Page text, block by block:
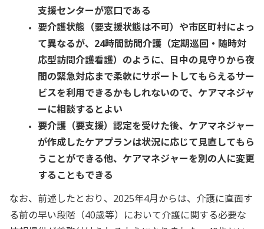
支援センターが窓口である
要介護状態（要支援状態は不可）や市区町村によっ
て異なるが、24時間訪問介護（定期巡回・随時対
応型訪問介護看護）のように、日中の見守りから夜
間の緊急対応まで柔軟にサポートしてもらえるサー
ビスを利用できるかもしれないので、ケアマネジャ
ーに相談するとよい
要介護（要支援）認定を受けた後、ケアマネジャー
が作成したケアプランは状況に応じて見直してもら
うことができる他、ケアマネジャーを別の人に変更
することもできる
なお、前述したとおり、2025年4月からは、介護に直面す
る前の早い段階（40歳等）において介護に関する必要な